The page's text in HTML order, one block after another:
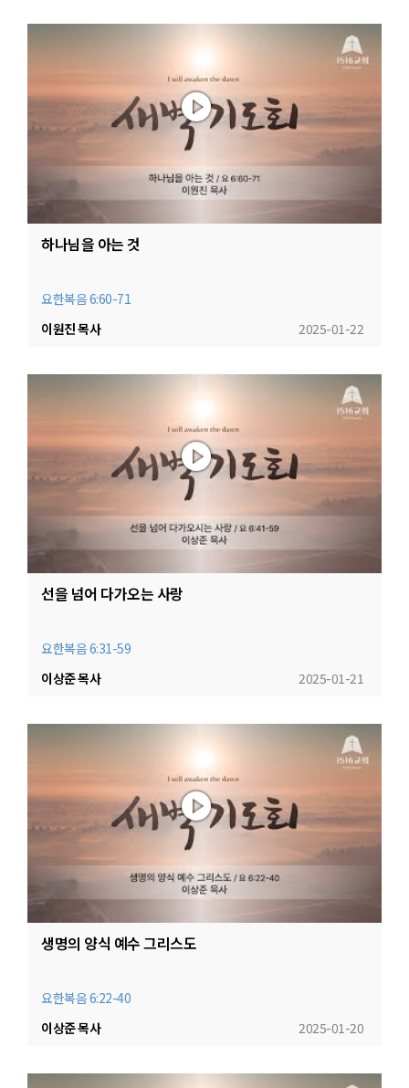
하나님을 아는 것
요한복음 6:60-71
2025-01-22
이원진 목사
선을 넘어 다가오는 사랑
요한복음 6:31-59
2025-01-21
이상준 목사
생명의 양식 예수 그리스도
요한복음 6:22-40
2025-01-20
이상준 목사